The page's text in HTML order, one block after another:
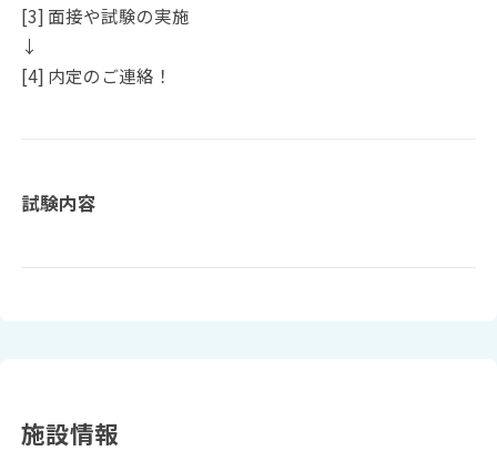
[3] 面接や試験の実施
↓
[4] 内定のご連絡！
試験内容
施設情報